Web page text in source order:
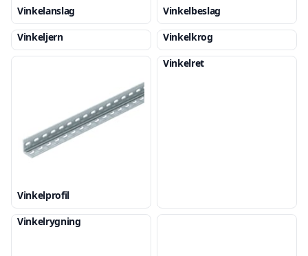
Vinkelanslag
Vinkelbeslag
Vinkeljern
Vinkelkrog
Vinkelprofil
Vinkelret
Vinkelrygning